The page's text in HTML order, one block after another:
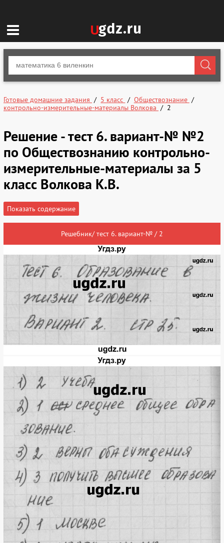
Готовые домашние задания 5 класс
Обществознание
контрольно-измерительные-материалы Волкова
2
Решение - тест 6. вариант-№ №2
по Обществознанию контрольно-
измерительные-материалы за 5
класс Волкова К.В.
Показать содержание
Решебник/ тест 6. вариант-№ / 2